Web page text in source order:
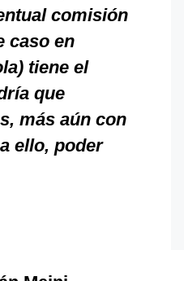
comisión
caso en
tiene el
que
más aún con
ello, poder